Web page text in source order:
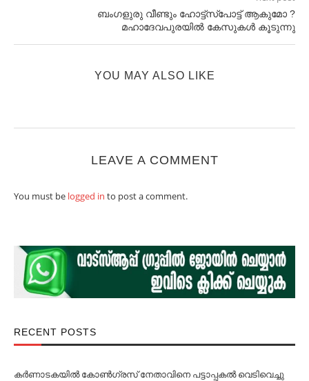
ബംഗളുരു വീണ്ടും ഹോട്ട്സ്പോട്ട് ആകുമോ ?
മഹാദേവപുരയിൽ കേസുകൾ കൂടുന്നു
YOU MAY ALSO LIKE
LEAVE A COMMENT
You must be logged in to post a comment.
RECENT POSTS
കര്‍ണാടകയില്‍ കോണ്‍ഗ്രസ് നേതാവിനെ പട്ടാപ്പകല്‍ വെടിവെച്ചു